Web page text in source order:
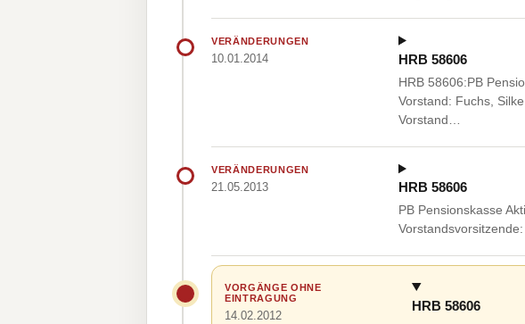
VERÄNDERUNGEN
10.01.2014 HRB 58606
HRB 58606:PB
Vorstand: Fuchs,
Vorstand…
VERÄNDERUNGEN
21.05.2013 HRB 58606
PB Pensionskasse
VORGÄNGE OHNE
EINTRAGUNG
14.02.2012
HRB 58606